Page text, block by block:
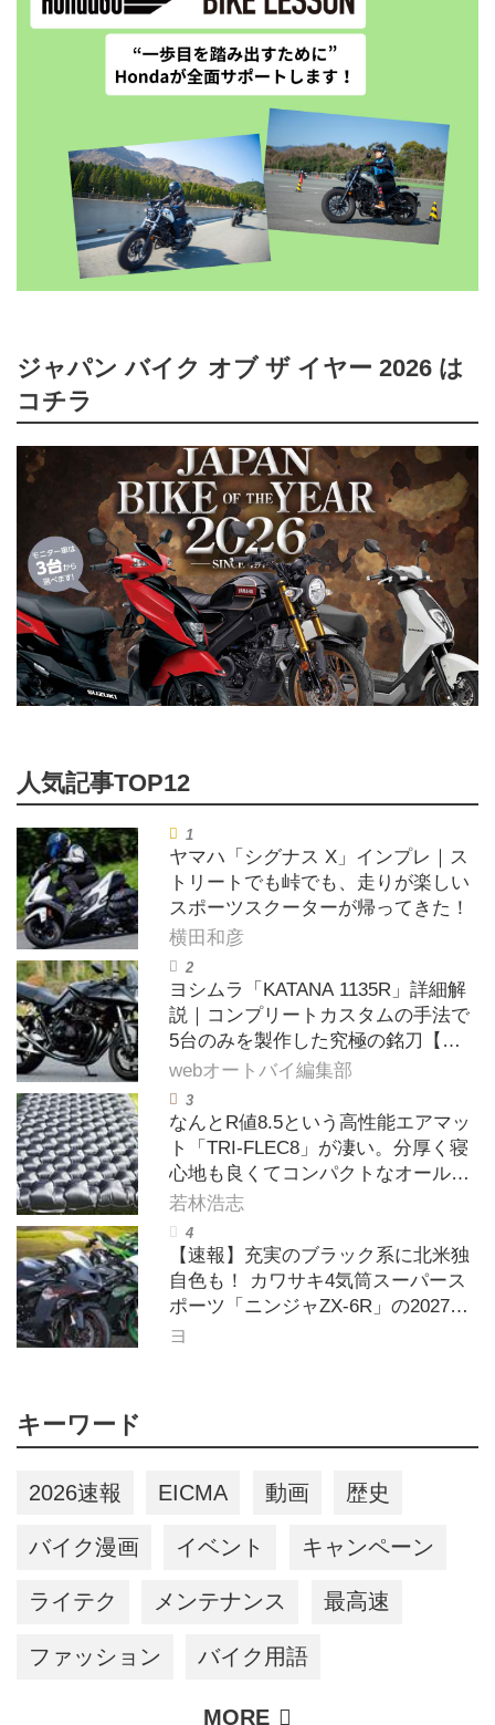
ジャパン バイク オブ ザ イヤー 2026 は
コチラ
ヤマハ「シグナス X」インプレ｜ス
トリートでも峠でも、走りが楽しい
スポーツスクーターが帰ってきた！
横田和彦
ヨシムラ「KATANA 1135R」詳細解
説｜コンプリートカスタムの手法で
5台のみを製作した究極の銘刀【ヨ
シムラ伝】
webオートバイ編集部
なんとR値8.5という高性能エアマッ
ト「TRI-FLEC8」が凄い。分厚く寝
心地も良くてコンパクトなオールシ
ーズン対応マットを試してみた〈若
林浩志のスーパー・カブカブ・ダイ
アリーズ Vol.385〉
若林浩志
【速報】充実のブラック系に北米独
自色も！ カワサキ4気筒スーパース
ポーツ「ニンジャZX-6R」の2027年
モデルを発表、2気筒ニンジャも出
ヨ
キーワード
2026速報 EICMA 動画 歴史
バイク漫画 イベント キャンペーン
ライテク メンテナンス 最高速
ファッション バイク用語